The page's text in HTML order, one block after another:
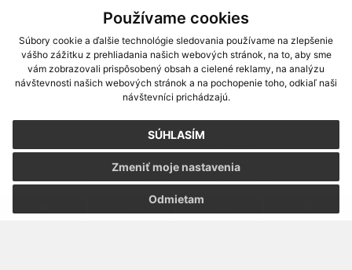
Používame cookies
Súbory cookie a ďalšie technológie sledovania používame na zlepšenie
vášho zážitku z prehliadania našich webových stránok, na to, aby sme
vám zobrazovali prispôsobený obsah a cielené reklamy, na analýzu
návštevnosti našich webových stránok a na pochopenie toho, odkiaľ naši
návštevníci prichádzajú.
SÚHLASÍM
Odmietam
Zmeniť moje nastavenia
www.slovensko.sk
využite možnosť získavania aktuálnych informácií s využitím RSS
CMS systém (redakčný) systém ECHELON 2,Mapa stránok,web portál
webex.digital, s.r.o.,domény,registrácia domény
Posledná aktualizácia:03.08.2026
Vytlačiť stránku|Vyhlásenie o prístupnosti